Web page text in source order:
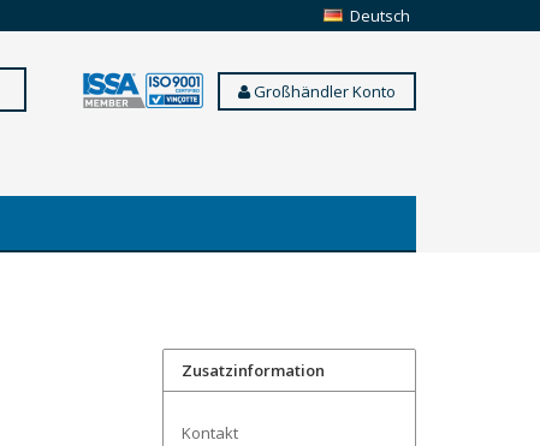
Deutsch
Großhändler Konto
Zusatzinformation
Kontakt